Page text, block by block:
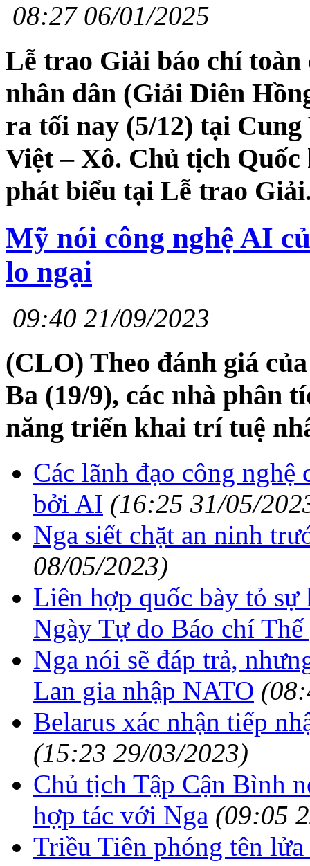
08:27 06/01/2025
Lễ trao Giải báo chí toàn
nhân dân (Giải Diên
ra tối nay (5/12) tại
Việt – Xô. Chủ tịch
phát biểu tại Lễ trao
Mỹ nói công nghệ AI
lo ngại
09:40 21/09/2023
(CLO) Theo đánh giá
Ba (19/9), các nhà phân
năng triển khai trí tuệ
Các lãnh đạo công
bởi AI (16:25 31/05/
Nga siết chặt an ninh
08/05/2023)
Liên hợp quốc bày tỏ sự
Ngày Tự do Báo chí
Nga nói sẽ đáp trả,
Lan gia nhập NATO
Belarus xác nhận tiếp
(15:23 29/03/2023)
Chủ tịch Tập Cận Bình
hợp tác với Nga (09:05
Triều Tiên phóng tên